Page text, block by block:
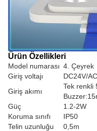
Ürün Özellikleri
Model numarası 4. Çeyrek
Giriş voltajı
DC24V/
Giriş akımı
Tek renkli
Güç
1.2-2W
Koruma sınıfı
IP50
Telin uzunluğu
0,5m